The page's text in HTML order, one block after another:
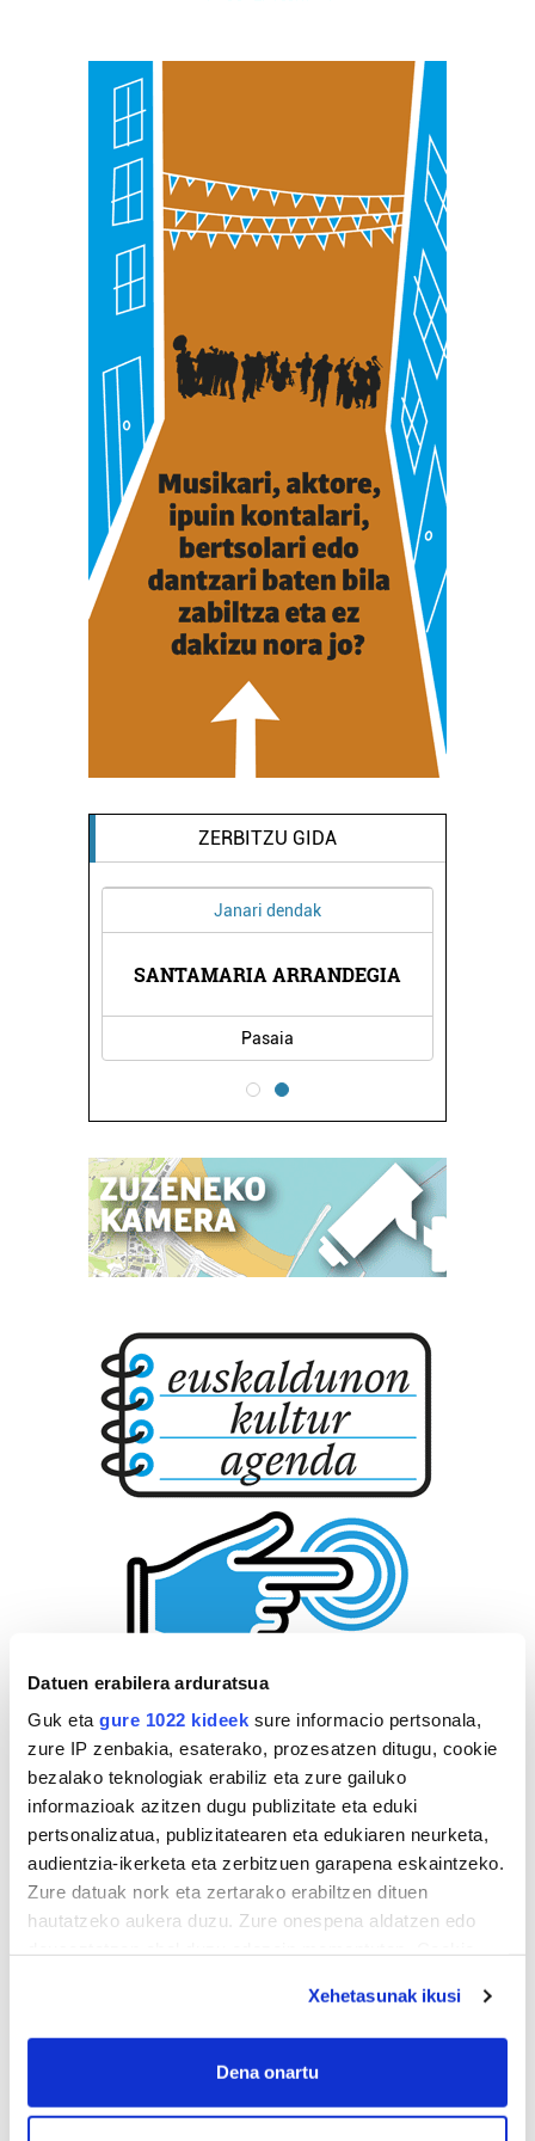
Datuen erabilera arduratsua
Guk eta gure 1022 kideek sure informacio pertsonala,
zure IP zenbakia, esaterako, prozesatzen ditugu, cookie
bezalako teknologiak erabiliz eta zure gailuko
informazioak azitzen dugu publizitate eta eduki
pertsonalizatua, publizitatearen eta edukiaren neurketa,
audientzia-ikerketa eta zerbitzuen garapena eskaintzeko.
Zure datuak nork eta zertarako erabiltzen dituen
hautatzeko aukera duzu. Zure onespena aldatzen edo
If you allow, we would also like to:
Collect information about your geographical
Xehetasunak ikusi
Dena onartu
ZERBITZU GIDA
Janari dendak
SANTAMARIA ARRANDEGIA
Pasaia
AGENDA